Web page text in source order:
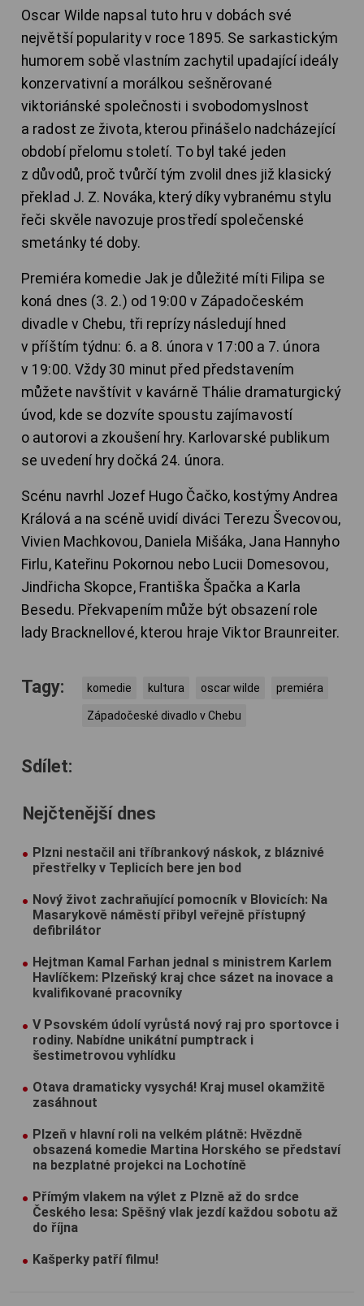
Oscar Wilde napsal tuto hru v dobách své
největší popularity v roce 1895. Se sarkastickým
humorem sobě vlastním zachytil upadající ideály
konzervativní a morálkou sešněrované
viktoriánské společnosti i svobodomyslnost
a radost ze života, kterou přinášelo nadcházející
období přelomu století. To byl také jeden
z důvodů, proč tvůrčí tým zvolil dnes již klasický
překlad J. Z. Nováka, který díky vybranému stylu
řeči skvěle navozuje prostředí společenské
smetánky té doby.
Premiéra komedie Jak je důležité míti Filipa se
koná dnes (3. 2.) od 19:00 v Západočeském
divadle v Chebu, tři reprízy následují hned
v příštím týdnu: 6. a 8. února v 17:00 a 7. února
v 19:00. Vždy 30 minut před představením
můžete navštívit v kavárně Thálie dramaturgický
úvod, kde se dozvíte spoustu zajímavostí
o autorovi a zkoušení hry. Karlovarské publikum
se uvedení hry dočká 24. února.
Scénu navrhl Jozef Hugo Čačko, kostýmy Andrea
Králová a na scéně uvidí diváci Terezu Švecovou,
Vivien Machkovou, Daniela Mišáka, Jana Hannyho
Firlu, Kateřinu Pokornou nebo Lucii Domesovou,
Jindřicha Skopce, Františka Špačka a Karla
Besedu. Překvapením může být obsazení role
lady Bracknellové, kterou hraje Viktor Braunreiter.
Tagy: komedie kultura oscar wilde premiéra
Západočeské divadlo v Chebu
Sdílet:
Nejčtenější dnes
Plzni nestačil ani tříbrankový náskok, z bláznivé
přestřelky v Teplicích bere jen bod
Nový život zachraňující pomocník v Blovicích: Na
Masarykově náměstí přibyl veřejně přístupný
defibrilátor
Hejtman Kamal Farhan jednal s ministrem Karlem
Havlíčkem: Plzeňský kraj chce sázet na inovace a
kvalifikované pracovníky
V Psovském údolí vyrůstá nový raj pro sportovce i
rodiny. Nabídne unikátní pumptrack i
šestimetrovou vyhlídku
Otava dramaticky vysychá! Kraj musel okamžitě
zasáhnout
Plzeň v hlavní roli na velkém plátně: Hvězdně
obsazená komedie Martina Horského se představí
na bezplatné projekci na Lochotíně
Přímým vlakem na výlet z Plzně až do srdce
Českého lesa: Spěšný vlak jezdí každou sobotu až
do října
Kašperky patří filmu!